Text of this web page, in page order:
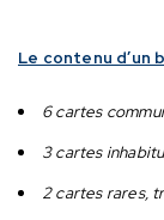
Le contenu d’un
6 cartes
3 cartes
2 cartes rares,